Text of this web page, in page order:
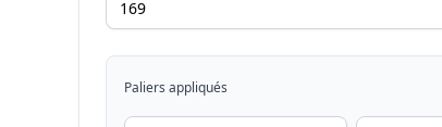
Paliers appliqués